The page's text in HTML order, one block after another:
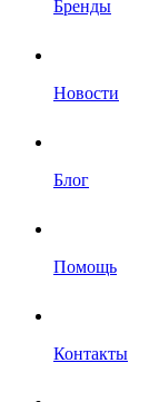
Бренды
Новости
Блог
Помощь
Контакты